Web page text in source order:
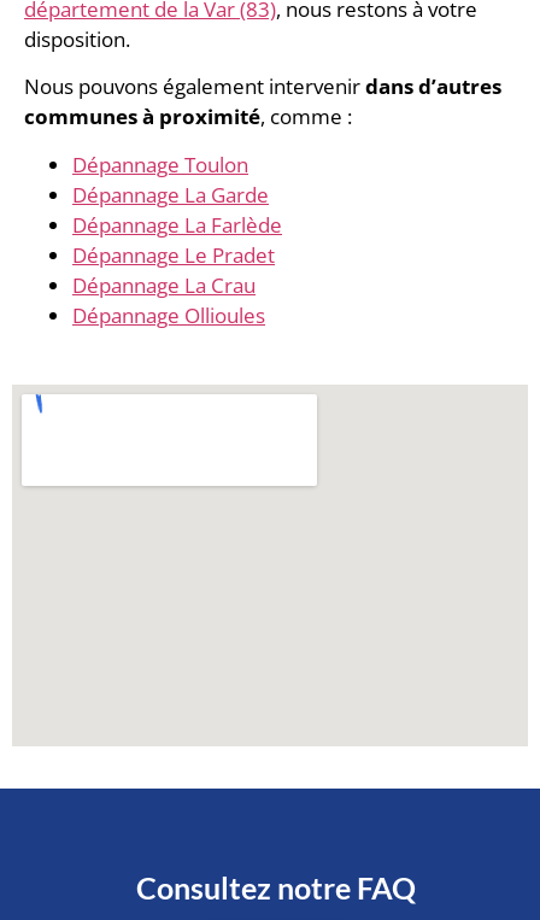
département de la Var (83), nous restons à votre
disposition.
Nous pouvons également intervenirdans d’autres
communes à proximité, comme :
Dépannage Toulon
Dépannage La Garde
Dépannage La Farlède
Dépannage Le Pradet
Dépannage La Crau
Dépannage Ollioules
Consultez notre FAQ